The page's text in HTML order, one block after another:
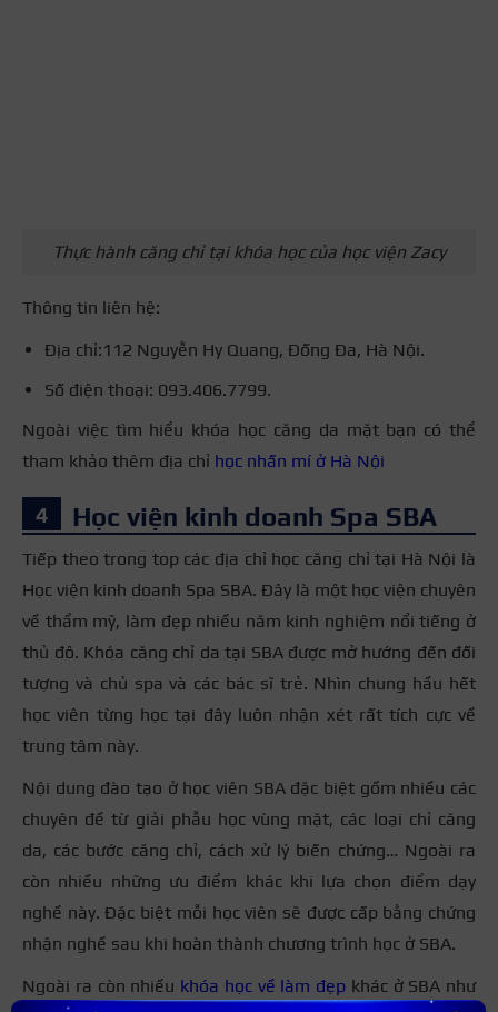
Thực hành căng chỉ tại khóa học của học viện Zacy
Thông tin liên hệ:
Địa chỉ:112 Nguyễn Hy Quang, Đống Đa, Hà Nội.
Số điện thoại: 093.406.7799.
Ngoài việc tìm hiểu khóa học căng da mặt bạn có thể
tham khảo thêm địa chỉ học nhấn mí ở Hà Nội
Học viện kinh doanh Spa SBA
Tiếp theo trong top các địa chỉ học căng chỉ tại Hà Nội là
Học viện kinh doanh Spa SBA. Đây là một học viện chuyên
về thẩm mỹ, làm đẹp nhiều năm kinh nghiệm nổi tiếng ở
thủ đô. Khóa căng chỉ da tại SBA được mở hướng đến đối
tượng và chủ spa và các bác sĩ trẻ. Nhìn chung hầu hết
học viên từng học tại đây luôn nhận xét rất tích cực về
trung tâm này.
Nội dung đào tạo ở học viên SBA đặc biệt gồm nhiều các
chuyên đề từ giải phẫu học vùng mặt, các loại chỉ căng
da, các bước căng chỉ, cách xử lý biến chứng… Ngoài ra
còn nhiều những ưu điểm khác khi lựa chọn điểm dạy
nghề này. Đặc biệt mỗi học viên sẽ được cấp bằng chứng
nhận nghề sau khi hoàn thành chương trình học ở SBA.
Ngoài ra còn nhiều khóa học về làm đẹp khác ở SBA như